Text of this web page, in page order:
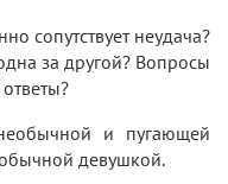
сопутствует неудача?
за другой? Вопросы
и пугающей
девушкой.